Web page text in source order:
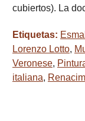
cubiertos). La
Etiquetas:
Lorenzo Lotto,
Veronese,
italiana,